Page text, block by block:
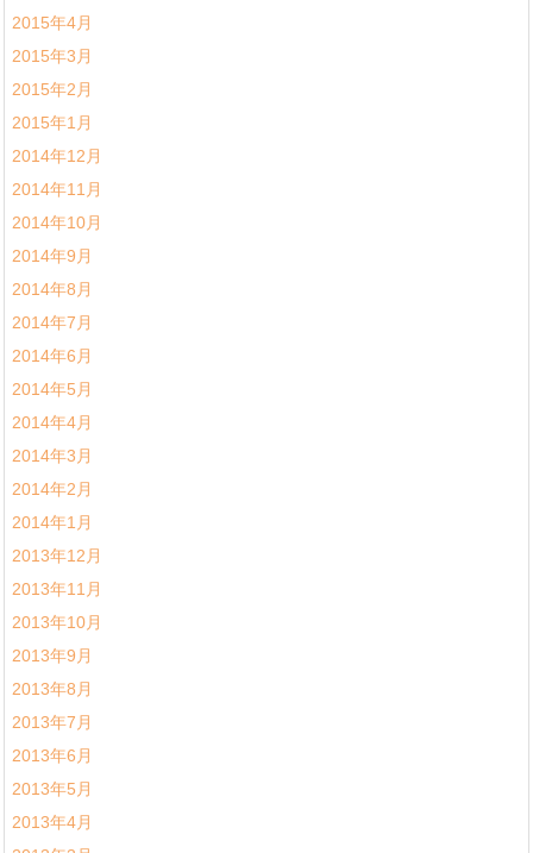
2015年4月
2015年3月
2015年2月
2015年1月
2014年12月
2014年11月
2014年10月
2014年9月
2014年8月
2014年7月
2014年6月
2014年5月
2014年4月
2014年3月
2014年2月
2014年1月
2013年12月
2013年11月
2013年10月
2013年9月
2013年8月
2013年7月
2013年6月
2013年5月
2013年4月